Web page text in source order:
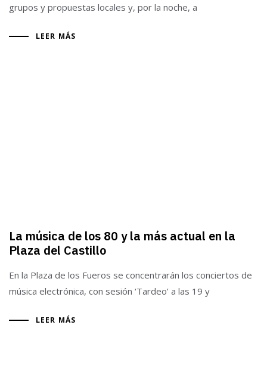
grupos y propuestas locales y, por la noche, a
LEER MÁS
La música de los 80 y la más actual en la
Plaza del Castillo
En la Plaza de los Fueros se concentrarán los conciertos de
música electrónica, con sesión ‘Tardeo’ a las 19 y
LEER MÁS